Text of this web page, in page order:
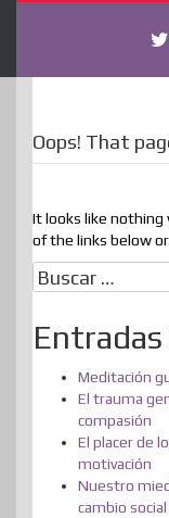
Oops! That
It looks like nothing
of the links below or
Buscar:
Meditación
El trauma
compasión
El placer de
motivación
Nuestro
cambio social